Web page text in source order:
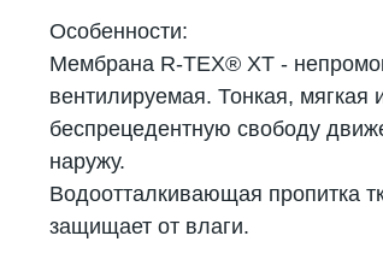
Особенности:
Мембрана R-TEX® XT -
вентилируемая. Тонкая,
беспрецедентную свободу
наружу.
Водоотталкивающая пропитка
защищает от влаги.